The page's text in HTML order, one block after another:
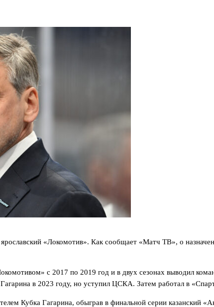
«Локомотив». Как сообщает «Матч ТВ», о
с 2017 по 2019 год и в двух сезонах выводил
в 2023 году, но уступил ЦСКА. Затем работал в
Кубка Гагарина, обыграв в финальной серии казанский